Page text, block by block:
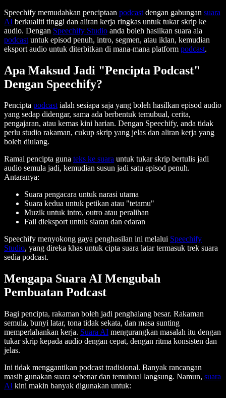
Speechify memudahkan penciptaan podcast dengan gabungan suara
AI berkualiti tinggi dan aliran kerja ringkas untuk tukar skrip ke
audio. Dengan Speechify Studio anda boleh hasilkan suara ala
podcast untuk episod penuh, intro, segmen, atau iklan, kemudian
eksport audio untuk diterbitkan di mana-mana platform podcast.
Apa Maksud Jadi "Pencipta Podcast"
Dengan Speechify?
Pencipta podcastialah sesiapa saja yang boleh hasilkan episod audio
yang sedap didengar, sama ada berbentuk temubual, cerita,
pengajaran, atau kemas kini harian. Dengan Speechify, anda tidak
perlu studio rakaman, cukup skrip yang jelas dan aliran kerja yang
boleh diulang.
Ramai pencipta guna teks ke suara untuk tukar skrip bertulis jadi
audio semula jadi, kemudian susun jadi satu episod penuh.
Antaranya:
Suara pengacara untuk narasi utama
Suara kedua untuk petikan atau "tetamu"
Muzik untuk intro, outro atau peralihan
Fail dieksport untuk siaran dan edaran
Speechify menyokong gaya penghasilan ini melalui Speechify
Studio, yang direka khas untuk cipta suara latar termasuk trek suara
sedia podcast.
Mengapa Suara AI Mengubah
Pembuatan Podcast
Bagi pencipta, rakaman boleh jadi penghalang besar. Rakaman
semula, bunyi latar, tona tidak sekata, dan masa sunting
memperlahankan kerja. Suara AI mengurangkan masalah itu dengan
tukar skrip kepada audio dengan cepat, dengan ritma konsisten dan
jelas.
Ini tidak menggantikan podcast tradisional. Banyak rancangan
masih gunakan suara sebenar dan temubual langsung. Namun, suara
AI kini makin banyak digunakan untuk: